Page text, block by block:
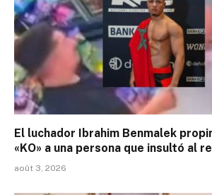
El luchador Ibrahim Benmalek
«KO» a una persona que insultó al
août 3, 2026